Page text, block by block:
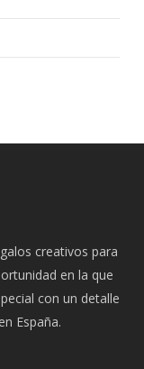
creativos para
en la que
con un detalle
España.